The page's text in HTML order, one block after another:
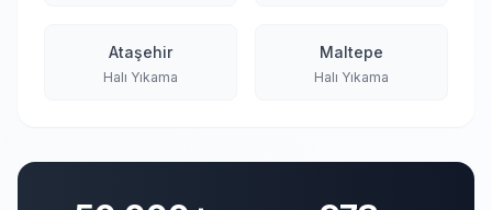
Ataşehir
Halı Yıkama
Maltepe
Halı Yıkama